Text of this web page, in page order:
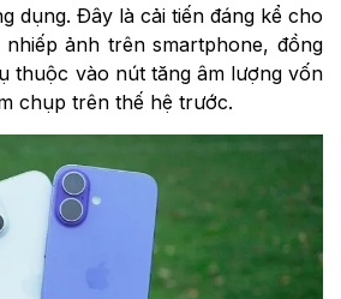
dụng. Đây là cải tiến đáng kể cho
ảnh trên smartphone, đồng
thuộc vào nút tăng âm lượng vốn
chụp trên thế hệ trước.